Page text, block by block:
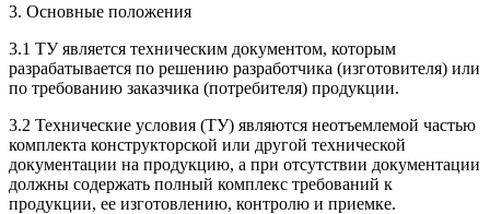
3. Основные положения
3.1 ТУ является техническим документом, которым
разрабатывается по решению разработчика (изготовителя) или
по требованию заказчика (потребителя) продукции.
3.2 Технические условия (ТУ) являются неотъемлемой частью
комплекта конструкторской или другой технической
документации на продукцию, а при отсутствии документации
должны содержать полный комплекс требований к
продукции, ее изготовлению, контролю и приемке.